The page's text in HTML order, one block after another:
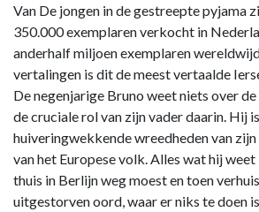
Van De jongen in de gestreepte pyjama
350.000 exemplaren verkocht in
anderhalf miljoen exemplaren
vertalingen is dit de meest vertaalde
De negenjarige Bruno weet niets over
de cruciale rol van zijn vader daarin. Hij
huiveringwekkende wreedheden van
van het Europese volk. Alles wat hij
thuis in Berlijn weg moest en toen
uitgestorven oord, waar er niks te doen